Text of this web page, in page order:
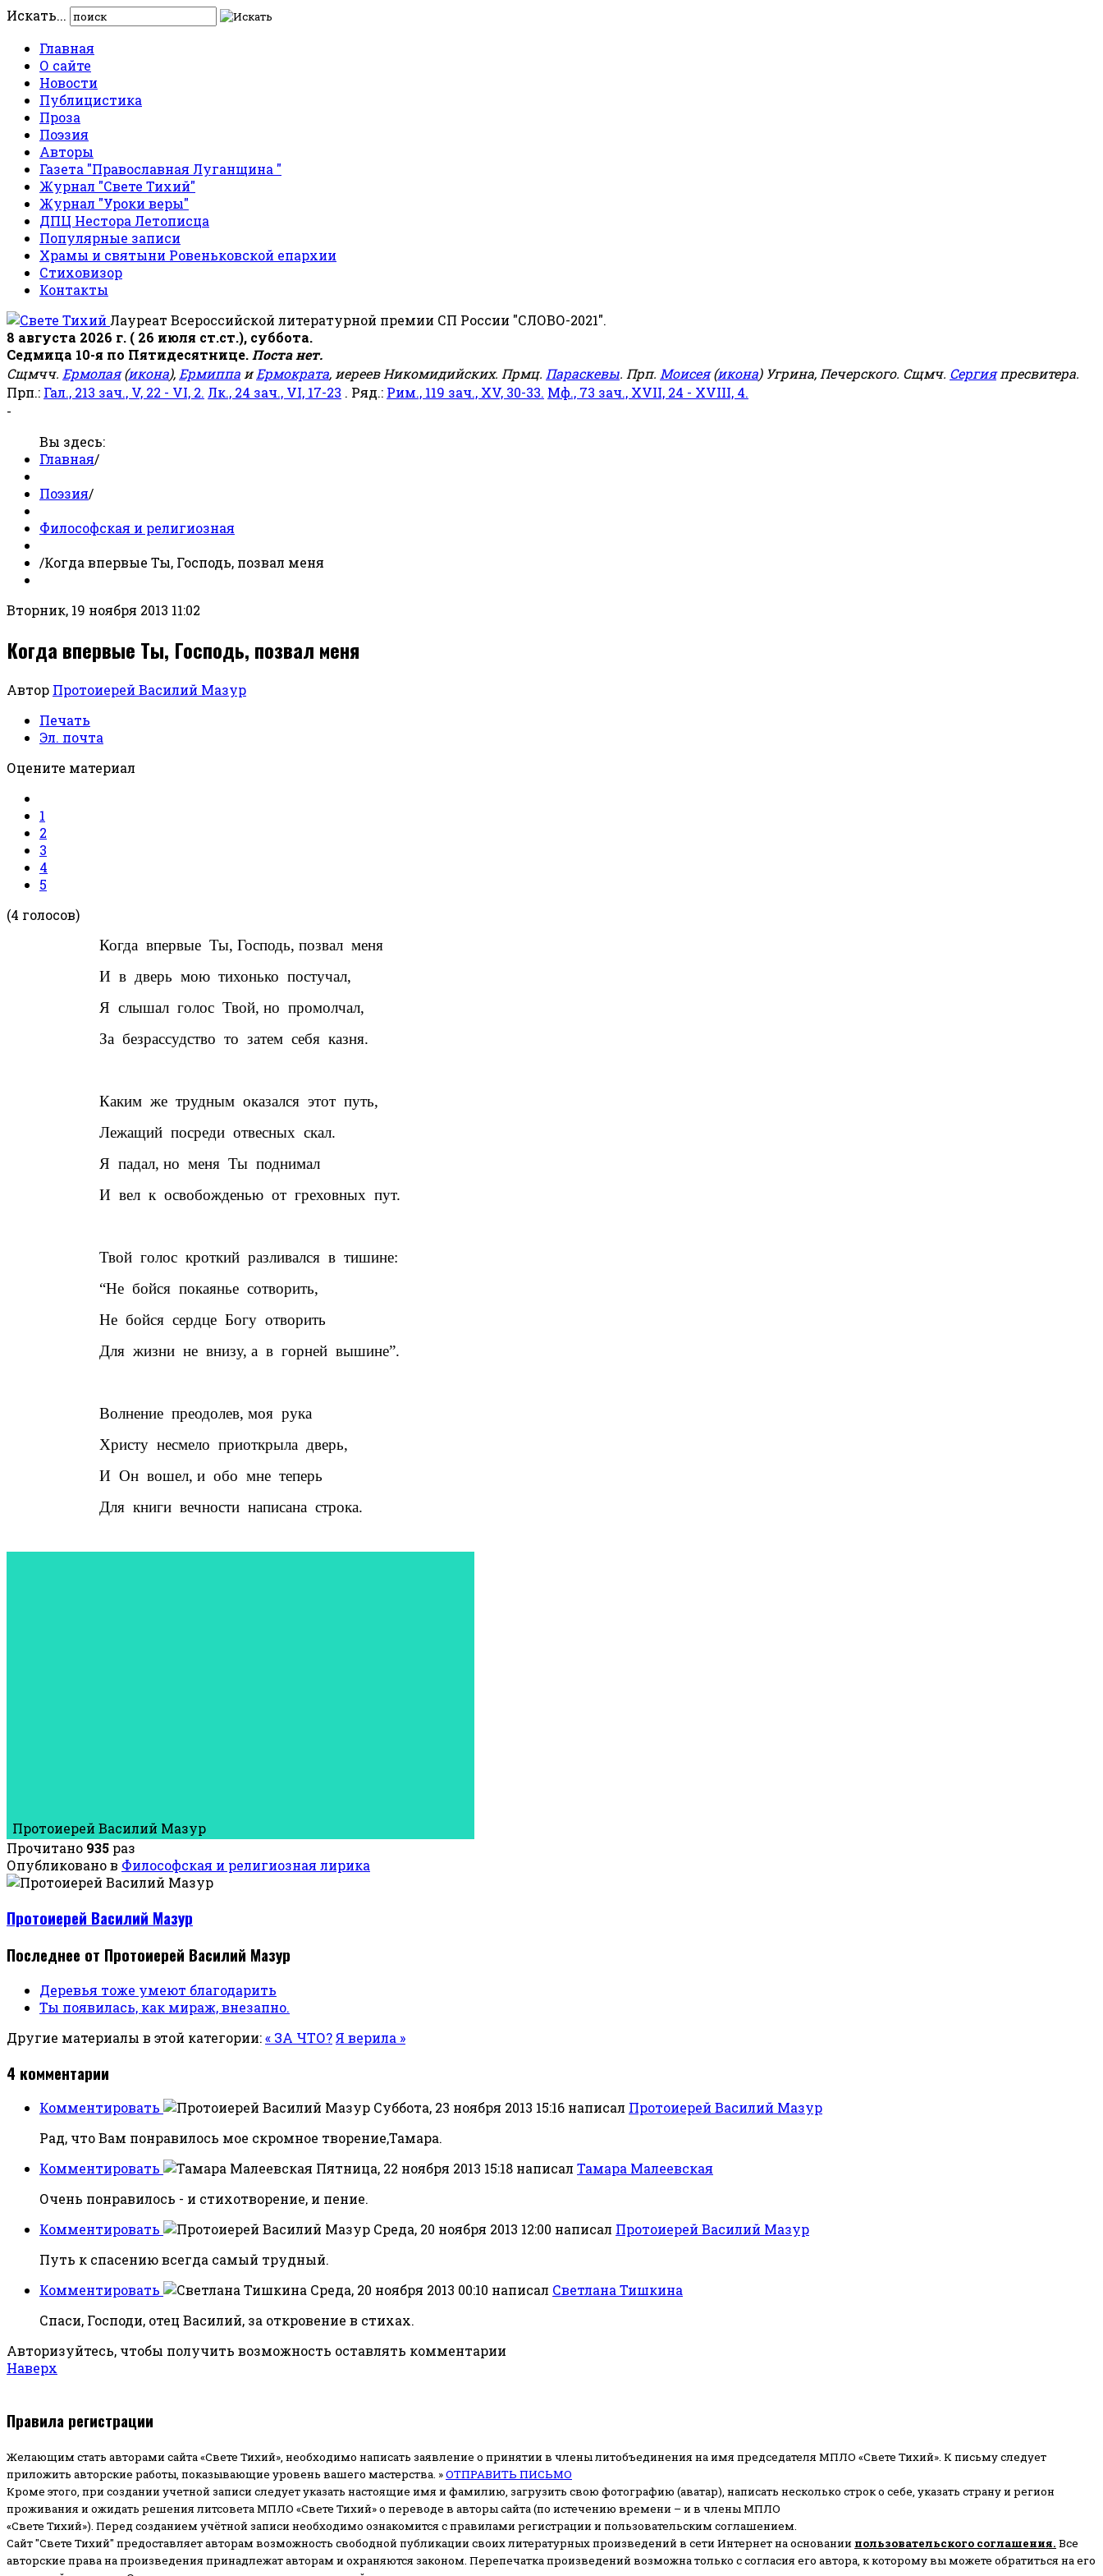
Искать...
Главная
О сайте
Новости
Публицистика
Проза
Поэзия
Авторы
Газета "Православная Луганщина "
Журнал "Свете Тихий"
Журнал "Уроки веры"
ДПЦ Нестора Летописца
Популярные записи
Храмы и святыни Ровеньковской епархии
Стиховизор
Контакты
Лауреат Всероссийской литературной премии СП России "СЛОВО-2021".
8 августа 2026 г. ( 26 июля ст.ст.), суббота.
Седмица 10-я по Пятидесятнице. Поста нет.
Сщмчч. Ермолая(икона), Ермиппа иЕрмократа, иереев Никомидийских. Прмц. Параскевы. Прп. Моисея(икона) Угрина, Печерского. Сщмч. Сергияпресвитера.
Прп.: Гал., 213 зач., V, 22 - VI, 2. Лк., 24 зач., VI, 17-23 . Ряд.: Рим., 119 зач., XV, 30-33. Мф., 73 зач., XVII, 24 - XVIII, 4.
-
Вы здесь:
Главная/
Поэзия/
Философская и религиозная
/Когда впервые Ты, Господь, позвал меня
Вторник, 19 ноября 2013 11:02
Когда впервые Ты, Господь, позвал меня
Автор Протоиерей Василий Мазур
Печать
Эл. почта
Оцените материал
1
2
3
4
5
(4 голосов)
Когда впервые Ты, Господь, позвал меня
И в дверь мою тихонько постучал,
Я слышал голос Твой, но промолчал,
За безрассудство то затем себя казня.
Каким же трудным оказался этот путь,
Лежащий посреди отвесных скал.
Я падал, но меня Ты поднимал
И вел к освобожденью от греховных пут.
Твой голос кроткий разливался в тишине:
“Не бойся покаянье сотворить,
Не бойся сердце Богу отворить
Для жизни не внизу, а в горней вышине”.
Волнение преодолев, моя рука
Христу несмело приоткрыла дверь,
И Он вошел, и обо мне теперь
Для книги вечности написана строка.
Протоиерей Василий Мазур
Прочитано 935 раз
Опубликовано в Философская и религиозная лирика
Протоиерей Василий Мазур
Последнее от Протоиерей Василий Мазур
Деревья тоже умеют благодарить
Ты появилась, как мираж, внезапно.
Другие материалы в этой категории:« ЗА ЧТО?Я верила »
4 комментарии
Комментировать Суббота, 23 ноября 2013 15:16 написал Протоиерей Василий Мазур
Рад, что Вам понравилось мое скромное творение,Тамара.
Комментировать
Пятница, 22 ноября 2013 15:18 написал Тамара Малеевская
Очень понравилось - и стихотворение, и пение.
Комментировать
Среда, 20 ноября 2013 12:00 написал Протоиерей Василий Мазур
Путь к спасению всегда самый трудный.
Комментировать
Среда, 20 ноября 2013 00:10 написал Светлана Тишкина
Спаси, Господи, отец Василий, за откровение в стихах.
Авторизуйтесь, чтобы получить возможность оставлять комментарии
Наверх
Правила регистрации
Желающим стать авторами сайта «Свете Тихий», необходимо написать заявление о принятии в члены литобъединения на имя председателя МПЛО «Свете Тихий». К письму следует
приложить авторские работы, показывающие уровень вашего мастерства. »ОТПРАВИТЬ ПИСЬМО
Кроме этого, при создании учетной записи следует указать настоящие имя и фамилию, загрузить свою фотографию (аватар), написать несколько строк о себе, указать страну и регион
проживания и ожидать решения литсовета МПЛО «Свете Тихий» о переводе в авторы сайта (по истечению времени – и в члены МПЛО
«Свете Тихий»). Перед созданием учётной записи необходимо ознакомится с правилами регистрации и пользовательским соглашением.
Сайт "Свете Тихий" предоставляет авторам возможность свободной публикации своих литературных произведений в сети Интернет на основании пользовательского соглашения. Все
авторские права на произведения принадлежат авторам и охраняются законом. Перепечатка произведений возможна только с согласия его автора, к которому вы можете обратиться на его